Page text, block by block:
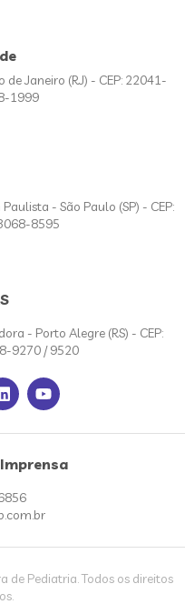
Janeiro (RJ) - CEP: 22041-
1999
- São Paulo (SP) - CEP:
8595
- Porto Alegre (RS) - CEP:
9270 / 9520
Pediatria. Todos os direitos